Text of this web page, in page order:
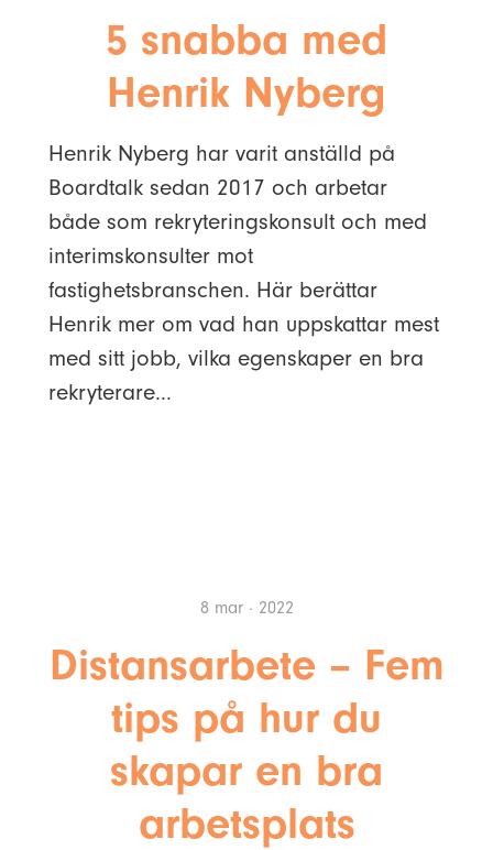
5 snabba med
Henrik Nyberg
Henrik Nyberg har varit anställd på
Boardtalk sedan 2017 och arbetar
både som rekryteringskonsult och med
interimskonsulter mot
fastighetsbranschen. Här berättar
Henrik mer om vad han uppskattar mest
med sitt jobb, vilka egenskaper en bra
rekryterare...
8 mar · 2022
Distansarbete – Fem
tips på hur du
skapar en bra
arbetsplats